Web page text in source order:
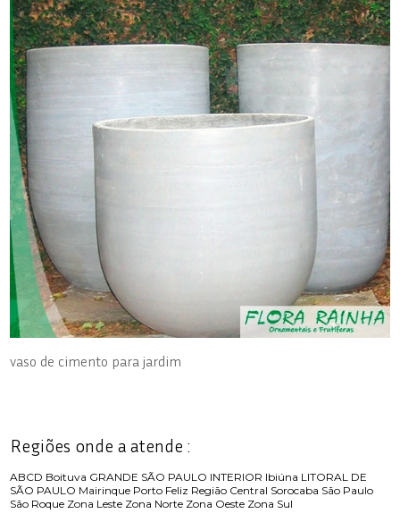
vaso de cimento para jardim
Regiões onde a atende :
ABCD Boituva GRANDE SÃO PAULO INTERIOR Ibiúna LITORAL DE
SÃO PAULO Mairinque Porto Feliz Região Central Sorocaba São Paulo
São Roque Zona Leste Zona Norte Zona Oeste Zona Sul